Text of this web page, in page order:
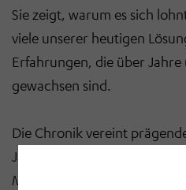
Sie zeigt, warum es sich
viele unserer heutigen
Erfahrungen, die über
gewachsen sind.
Die Chronik vereint
Jahrzehnten, persönliche
Momente sowie spannende